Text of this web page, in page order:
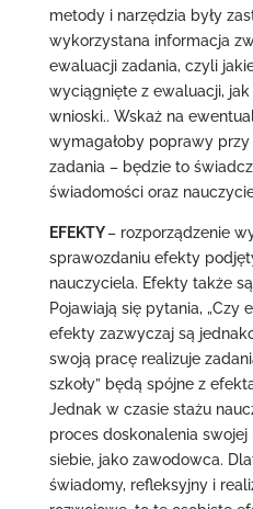
metody i narzędzia były
wykorzystana informacja
ewaluacji zadania, czyli
wyciągnięte z ewaluacji, jak
wnioski.. Wskaż na
wymagałoby poprawy
zadania – będzie to
świadomości oraz
EFEKTY– rozporządzenie
sprawozdaniu efekty
nauczyciela. Efekty także
Pojawiają się pytania, „Czy
efekty zazwyczaj są
swoją pracę realizuje
szkoły” będą spójne z
Jednak w czasie stażu
proces doskonalenia
siebie, jako zawodowca.
świadomy, refleksyjny i